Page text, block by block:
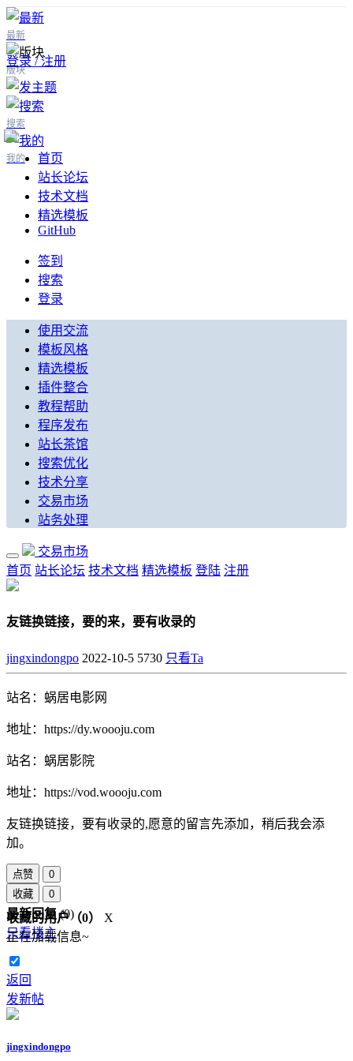
最新
版块
搜索
我的
登录 / 注册
首页
站长论坛
技术文档
精选模板
GitHub
签到
搜索
登录
使用交流
模板风格
精选模板
插件整合
教程帮助
程序发布
站长茶馆
搜索优化
技术分享
交易市场
站务处理
交易市场
首页 站长论坛 技术文档 精选模板 登陆 注册
友链换链接，要的来，要有收录的
jingxindongpo 2022-10-5 5730 只看Ta
站名：蜗居电影网
地址：https://dy.woooju.com
站名：蜗居影院
地址：https://vod.woooju.com
友链换链接，要有收录的,愿意的留言先添加，稍后我会添
加。
点赞
0
收藏
0
收藏的用户（0）
X
正在加载信息~
最新回复(0)
只看楼主
返回
发新帖
jingxindongpo